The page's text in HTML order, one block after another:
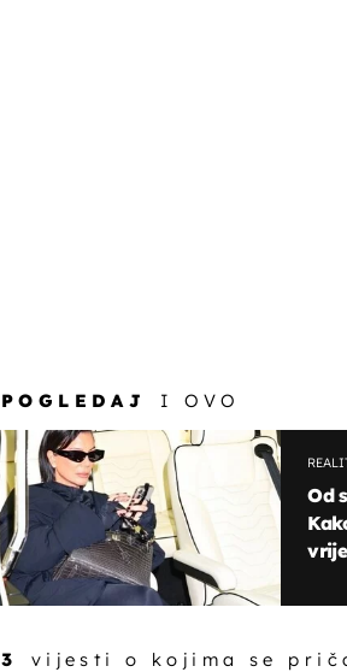
POGLEDAJ I OVO
Od
3 vijesti o kojima se